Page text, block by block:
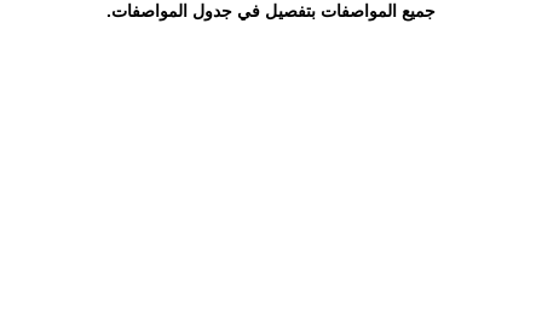
جميع المواصفات بتفصيل في جدول المواصفات.